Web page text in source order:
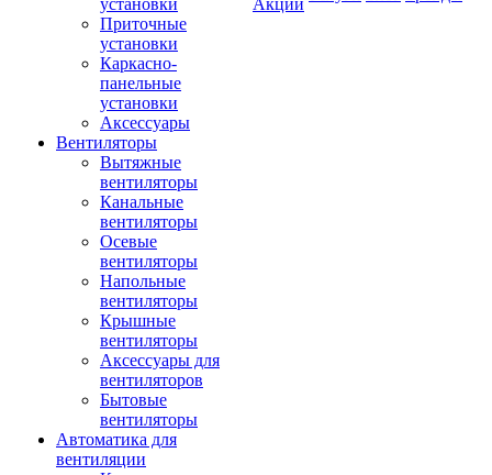
установки
Приточные
установки
Каркасно-
панельные
установки
Аксессуары
Вентиляторы
Вытяжные
вентиляторы
Канальные
вентиляторы
Осевые
вентиляторы
Напольные
вентиляторы
Крышные
вентиляторы
Аксессуары для
вентиляторов
Бытовые
вентиляторы
Автоматика для
вентиляции
Акции